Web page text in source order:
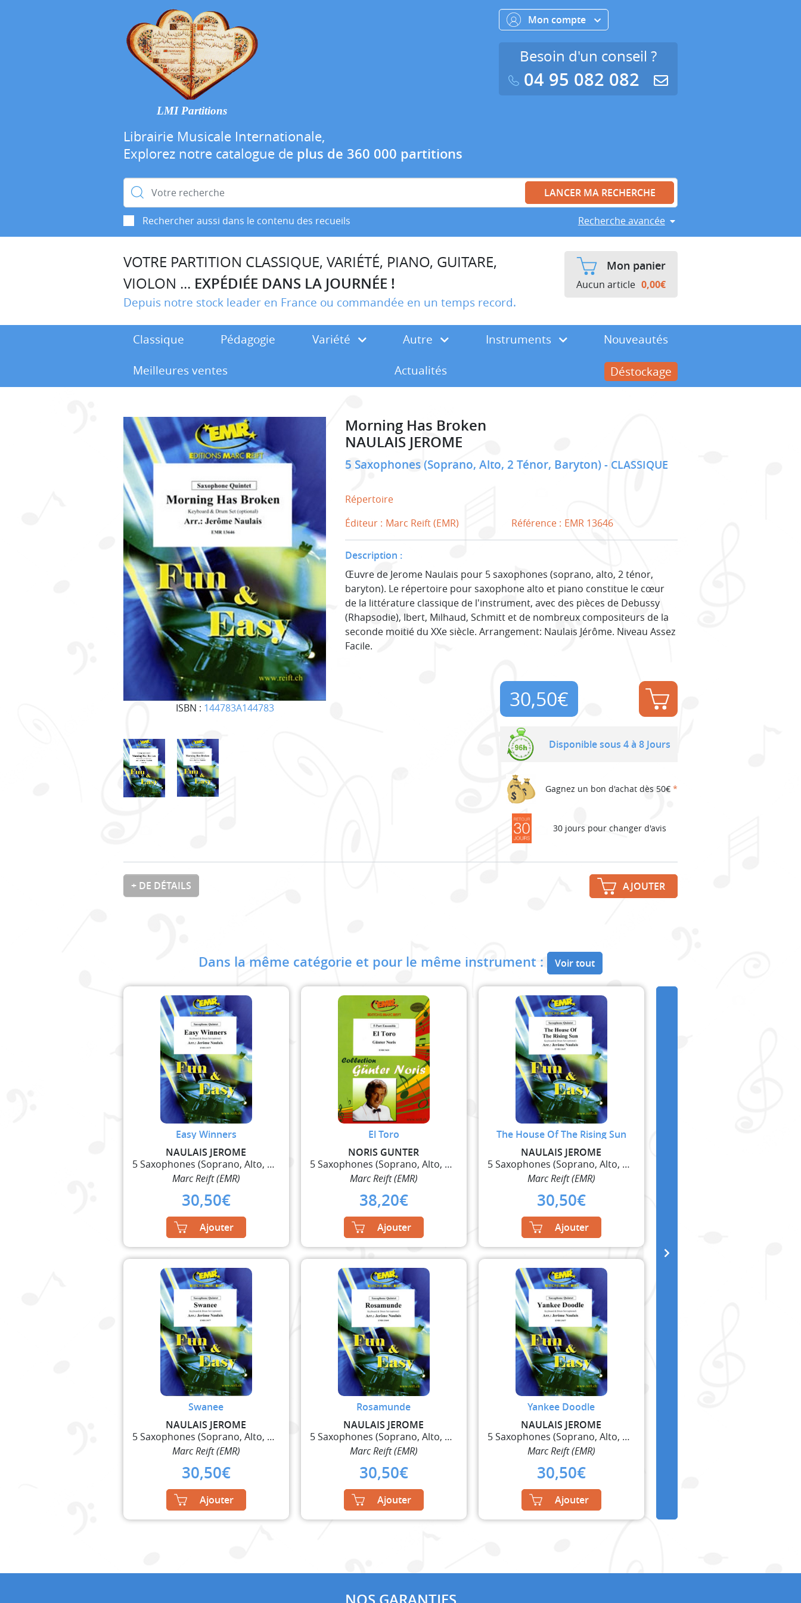
LMI Partitions
Librairie Musicale Internationale,
Explorez notre catalogue de plus de 360 000 partitions
Rechercher :
Rechercher aussi dans le contenu des recueils Recherche avancée
Mon compte
Besoin d'un conseil ?
04 95 082 082
VOTRE PARTITION CLASSIQUE, VARIÉTÉ, PIANO, GUITARE,
VIOLON ... EXPÉDIÉE DANS LA JOURNÉE !
Depuis notre stock leader en France ou commandée en un temps record.
Mon panier
Aucun article 0,00€
Classique Pédagogie Variété Autre Instruments
Nouveautés
Meilleures ventes
Actualités Déstockage
ISBN : 144783A144783
Morning Has Broken
NAULAIS JEROME
5 Saxophones (Soprano, Alto, 2 Ténor, Baryton) CLASSIQUE
Répertoire
Éditeur : Marc Reift (EMR) Référence : EMR 13646
Description :
Œuvre de Jerome Naulais pour 5 saxophones (soprano, alto, 2 ténor,
baryton). Le répertoire pour saxophone alto et piano constitue le cœur
de la littérature classique de l'instrument, avec des pièces de Debussy
(Rhapsodie), Ibert, Milhaud, Schmitt et de nombreux compositeurs de la
seconde moitié du XXe siècle. Arrangement: Naulais Jérôme. Niveau Assez
Facile.
30,50€
Disponible sous 4 à 8 Jours
Gagnez un bon d'achat dès 50€ *
30 jours pour changer d'avis
+ DE DÉTAILS AJOUTER
Dans la même catégorie et pour le même instrument : Voir tout
Easy Winners
NAULAIS JEROME
5 Saxophones (Soprano, Alto, 2 Ténor, Baryton)
Marc Reift (EMR)
30,50€
Ajouter
El Toro
NORIS GUNTER
5 Saxophones (Soprano, Alto, 2 Ténor, Baryton)
Marc Reift (EMR)
38,20€
Ajouter
The House Of The Rising Sun
NAULAIS JEROME
5 Saxophones (Soprano, Alto, 2 Ténor, Baryton)
Marc Reift (EMR)
30,50€
Ajouter
Swanee
NAULAIS JEROME
5 Saxophones (Soprano, Alto, 2 Ténor, Baryton)
Marc Reift (EMR)
30,50€
Ajouter
Rosamunde
NAULAIS JEROME
5 Saxophones (Soprano, Alto, 2 Ténor, Baryton)
Marc Reift (EMR)
30,50€
Ajouter
Yankee Doodle
NAULAIS JEROME
5 Saxophones (Soprano, Alto, 2 Ténor, Baryton)
Marc Reift (EMR)
30,50€
Ajouter
NOS GARANTIES